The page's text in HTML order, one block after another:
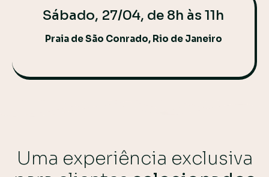
Sábado, 27/04, de 8h às 11h
Praia de São Conrado, Rio de Janeiro
Uma experiência exclusiva